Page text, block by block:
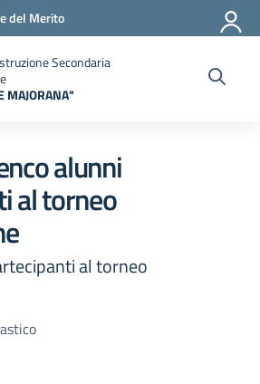
del Merito
Secondaria
MAJORANA"
alunni
al torneo
al torneo